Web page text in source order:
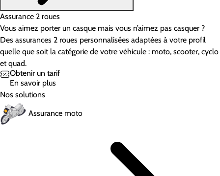
Assurance 2 roues
Vous aimez porter un casque mais vous n’aimez pas casquer ?
Des assurances 2 roues personnalisées adaptées à votre profil
quelle que soit la catégorie de votre véhicule : moto, scooter, cyclo
et quad.
Obtenir un tarif
En savoir plus
Nos solutions
Assurance moto